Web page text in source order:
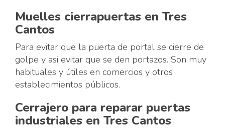
Muelles cierrapuertas en Tres
Cantos
Para evitar que la puerta de portal se cierre de
golpe y asi evitar que se den portazos. Son muy
habituales y útiles en comercios y otros
establecimientos públicos.
Cerrajero para reparar puertas
industriales en Tres Cantos